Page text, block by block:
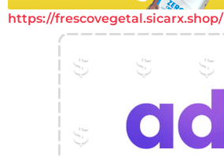
https://frescovegetal.sicarx.shop/